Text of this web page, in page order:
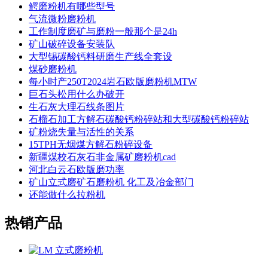
鳄磨粉机有哪些型号
气流微粉磨粉机
工作制度磨矿与磨粉一般那个是24h
矿山破碎设备安装队
大型锡碳酸钙料研磨生产线全套设
煤砂磨粉机
每小时产250T2024岩石欧版磨粉机MTW
巨石头松用什么办破开
生石灰大理石线条图片
石榴石加工方解石碳酸钙粉碎站和大型碳酸钙粉碎站
矿粉烧失量与活性的关系
15TPH无烟煤方解石粉碎设备
新疆煤校石灰石非金属矿磨粉机cad
河北白云石欧版磨功率
矿山立式磨矿石磨粉机 化工及冶金部门
还能做什么拉粉机
热销产品